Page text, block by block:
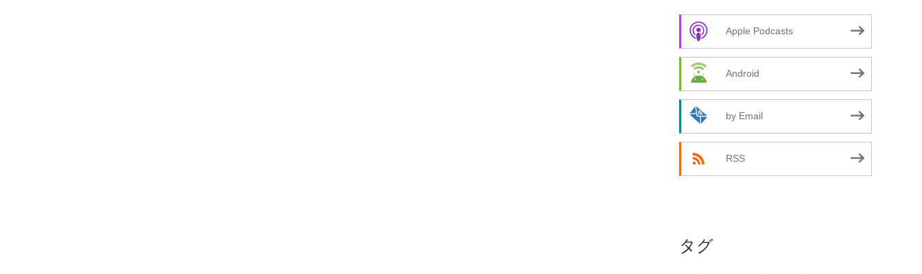
Apple Podcasts
Android
by Email
RSS
タグ